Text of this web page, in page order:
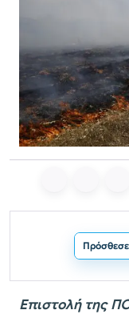
Επιστολή της